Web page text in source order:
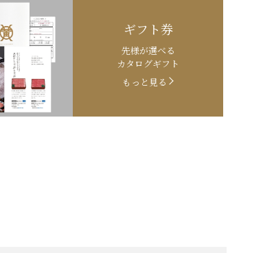
ギフト券
先様が選べる
カタログギフト
もっと見る